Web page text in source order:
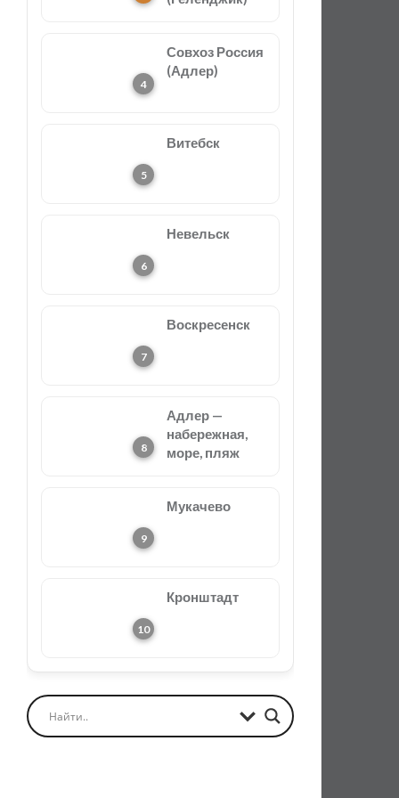
Совхоз Россия
(Адлер)
Витебск
Невельск
Воскресенск
Адлер —
набережная,
море, пляж
Мукачево
Кронштадт